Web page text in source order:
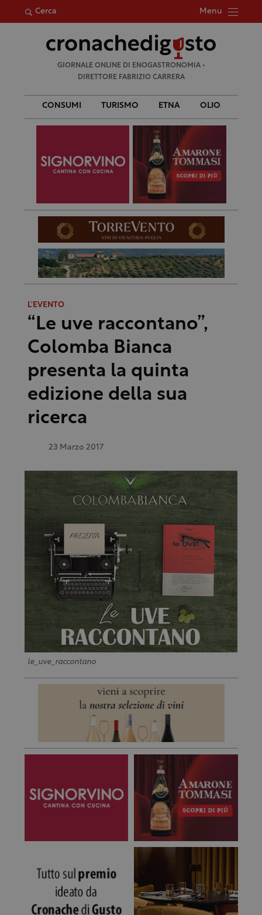
Cerca Menu
per:
GIORNALE ONLINE DI ENOGASTRONOMIA •
DIRETTORE FABRIZIO CARRERA
CONSUMI TURISMO ETNA OLIO
L'EVENTO
“Le uve raccontano”,
Colomba Bianca
presenta la quinta
edizione della sua
ricerca
23 Marzo 2017
le_uve_raccontano